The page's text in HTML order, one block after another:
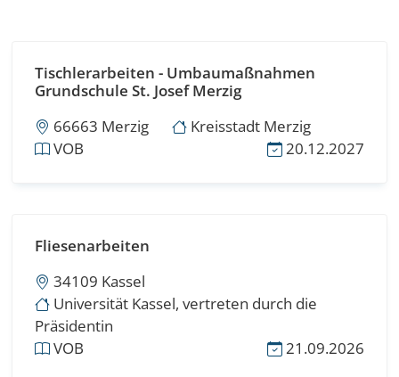
Tischlerarbeiten - Umbaumaßnahmen
Grundschule St. Josef Merzig
66663 Merzig
Kreisstadt Merzig
VOB
20.12.2027
Fliesenarbeiten
34109 Kassel
Universität Kassel, vertreten durch die
Präsidentin
VOB
21.09.2026